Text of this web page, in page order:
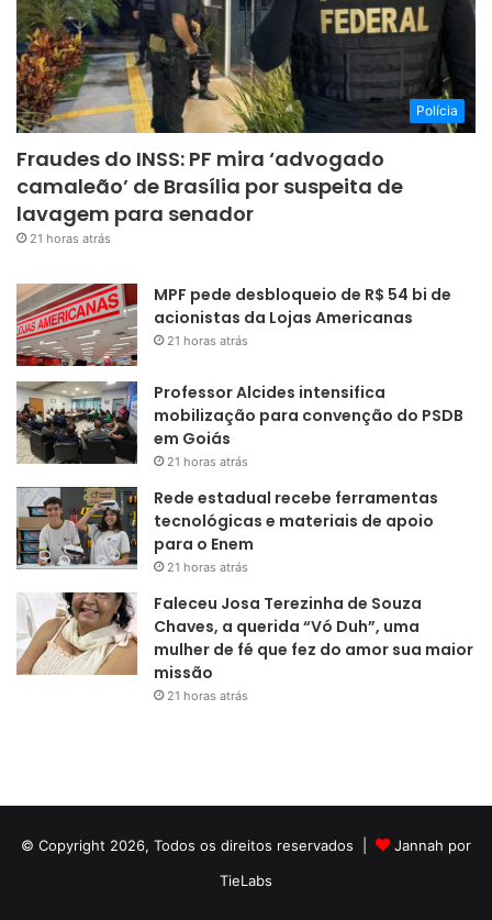
Polícia
Fraudes do INSS: PF mira ‘advogado
camaleão’ de Brasília por suspeita de
lavagem para senador
21 horas atrás
MPF pede desbloqueio de R$ 54 bi de
acionistas da Lojas Americanas
21 horas atrás
Professor Alcides intensifica
mobilização para convenção do PSDB
em Goiás
21 horas atrás
Rede estadual recebe ferramentas
tecnológicas e materiais de apoio
para o Enem
21 horas atrás
Faleceu Josa Terezinha de Souza
Chaves, a querida “Vó Duh”, uma
mulher de fé que fez do amor sua maior
missão
21 horas atrás
© Copyright 2026, Todos os direitos reservados |
Jannah por
TieLabs